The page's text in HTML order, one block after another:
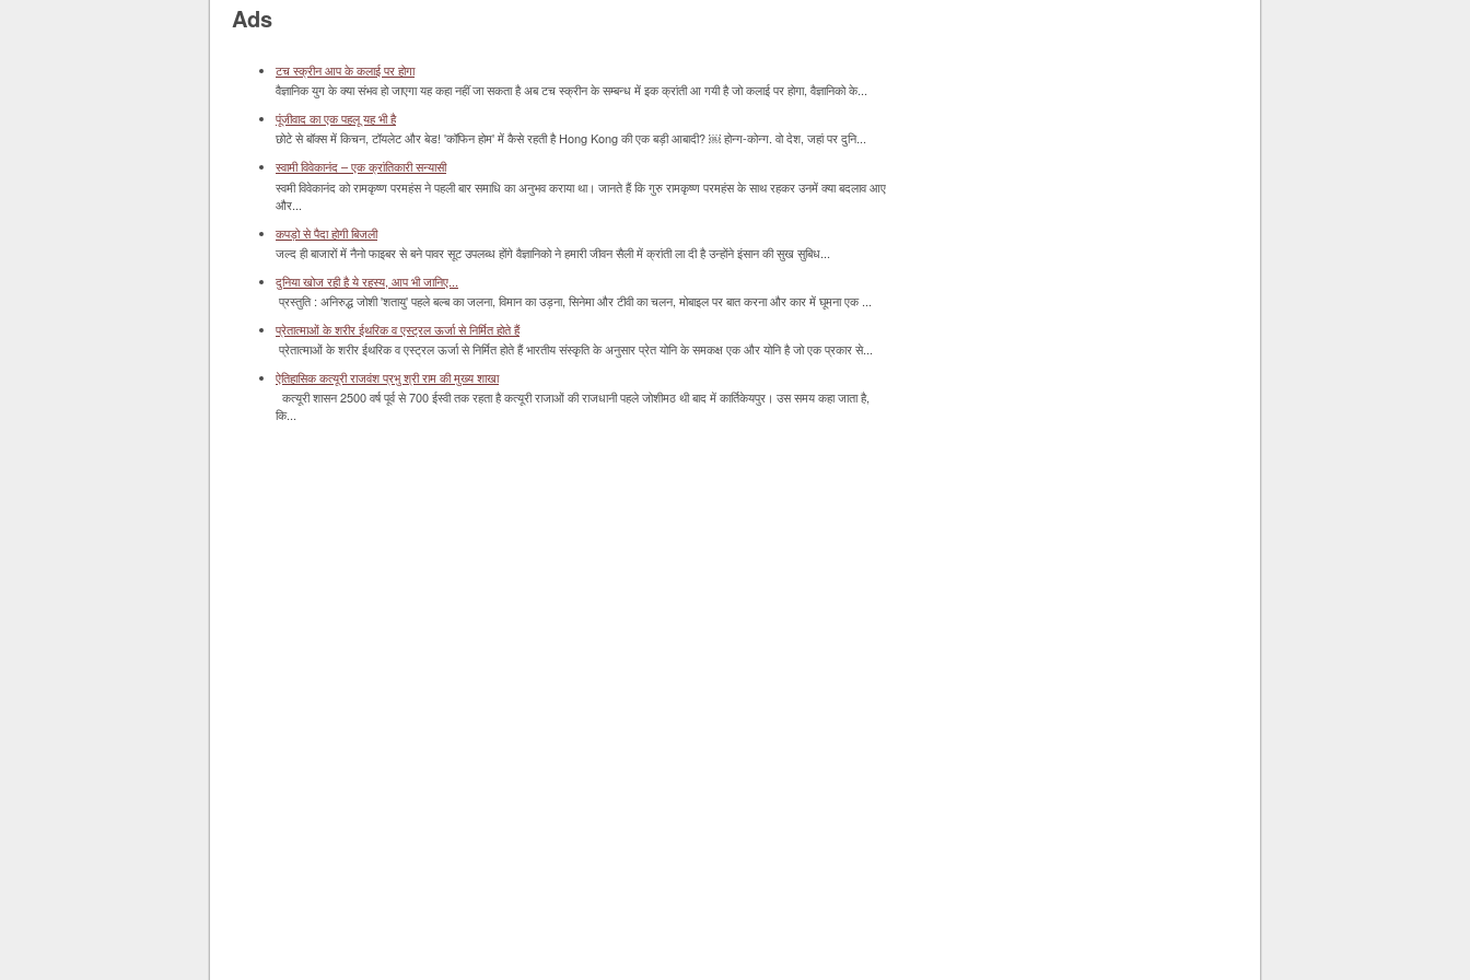
Ads
टच स्क्रीन आप के कलाई पर होगा
वैज्ञानिक युग के क्या संभव हो जाएगा यह कहा नहीं जा सकता है अब टच स्क्रीन के सम्बन्ध में इक क्रांती आ गयी है जो कलाई पर होगा, वैज्ञानिको के...
पूंजीवाद का एक पहलू यह भी है
छोटे से बॉक्‍स में किचन, टॉयलेट और बेड! 'कॉफिन होम' में कैसे रहती है Hong Kong की एक बड़ी आबादी? ￼ होन्ग-कोन्ग. वो देश, जहां पर दुनि...
स्वामी विवेकानंद – एक क्रांतिकारी सन्यासी
स्वमी विवेकानंद को रामकृष्ण परमहंस ने पहली बार समाधि का अनुभव कराया था। जानते हैं कि गुरु रामकृष्ण परमहंस के साथ रहकर उनमें क्या बदलाव आए
और...
कपड़ो से पैदा होगी बिजली
जल्द ही बाजारों में नैनो फाइबर से बने पावर सूट उपलब्ध होंगे वैज्ञानिको ने हमारी जीवन सैली में क्रांती ला दी है उन्होंने इंसान की सुख सुबिध...
दुनिया खोज रही है ये रहस्य, आप भी जानिए...
प्रस्तुति : अनिरुद्ध जोशी 'शतायु' पहले बल्ब का जलना, विमान का उड़ना, सिनेमा और टीवी का चलन, मोबाइल पर बात करना और कार में घूमना एक ...
प्रेतात्माओं के शरीर ईथरिक व एस्ट्रल ऊर्जा से निर्मित होते हैं
प्रेतात्माओं के शरीर ईथरिक व एस्ट्रल ऊर्जा से निर्मित होते हैं भारतीय संस्कृति के अनुसार प्रेत योनि के समकक्ष एक और योनि है जो एक प्रकार से...
ऐतिहासिक कत्यूरी राजवंश प्रभु श्री राम की मुख्य शाखा
कत्यूरी शासन 2500 वर्ष पूर्व से 700 ईस्वी तक रहता है कत्यूरी राजाओं की राजधानी पहले जोशीमठ थी बाद में कार्तिकेयपुर। उस समय कहा जाता है,
कि...